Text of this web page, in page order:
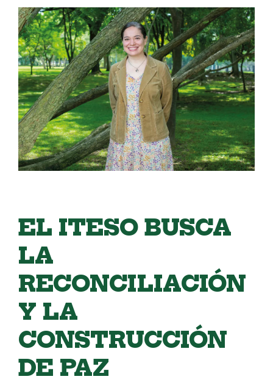
EL ITESO BUSCA
LA
RECONCILIACIÓN
Y LA
CONSTRUCCIÓN
DE PAZ